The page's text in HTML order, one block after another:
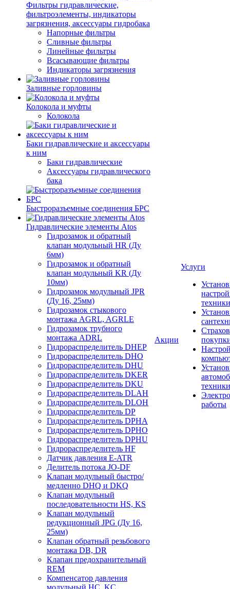
Фильтры гидравлические,
фильтроэлементы, индикаторы
загрязнения, аксессуары гидробака
Напорные фильтры
Сливные фильтры
Линейные фильтры
Всасывающие фильтры
Индикаторы загрязнения
Заливные горловины
Колокола и муфты
Колокола
Баки гидравлические и аксессуары
к ним
Баки гидравлические
Аксессуары гидравлического
бака
Быстроразъемные соединения БРС
Гидравлические элементы Atos
Гидрозамок и обратный
клапан модульный HR (Ду
6мм)
Гидрозамок и обратный
клапан модульный KR (Ду
10мм)
Гидрозамок модульный JPR
(Ду 16, 25мм)
Гидрозамок стыкового
монтажа AGRL, AGRLE
Гидрозамок трубного
монтажа ADRL
Гидрораспределитель DHEP
Гидрораспределитель DHO
Гидрораспределитель DHU
Гидрораспределитель DKER
Гидрораспределитель DKU
Гидрораспределитель DLAH
Гидрораспределитель DLOH
Гидрораспределитель DP
Гидрораспределитель DPHA
Гидрораспределитель DPHO
Гидрораспределитель DPHU
Гидрораспределитель HF
Датчик давления E-ATR
Делитель потока JO-DF
Клапан модульный быстро/
медленно DHQ и DKQ
Клапан модульный
последовательности HS, KS
Клапан модульный
редукционный JPG (Ду 16,
25мм)
Клапан обратный резьбового
монтажа DB, DR
Клапан предохранительный
REM
Компенсатор давления
модульный HC, KC
Акции
Услуги
техники
техники
работы